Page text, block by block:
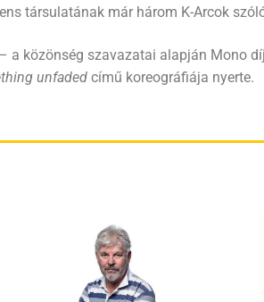
társulatának már három K-Arcok
a közönség szavazatai alapján Mono
unfaded című koreográfiája nyerte.